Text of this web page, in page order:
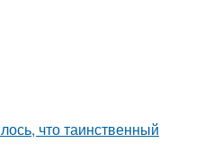
что таинственный